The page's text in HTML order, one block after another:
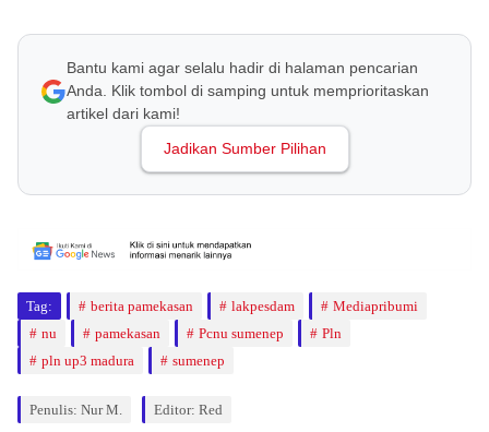
Bantu kami agar selalu hadir di halaman pencarian
Anda. Klik tombol di samping untuk memprioritaskan
artikel dari kami!
Jadikan Sumber Pilihan
Tag: berita pamekasan lakpesdam
Mediapribumi
nu
pamekasan Pcnu sumenep
Pln
pln up3 madura
sumenep
Penulis: Nur M. Editor: Red